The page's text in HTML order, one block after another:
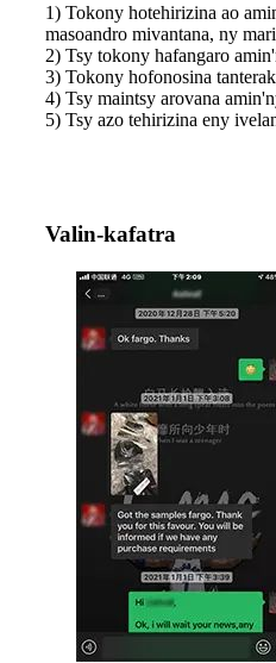
1) Tokony hotehirizina ao
masoandro mivantana, ny
2) Tsy tokony hafangaro
3) Tokony hofonosina
4) Tsy maintsy arovana
5) Tsy azo tehirizina eny
Valin-kafatra